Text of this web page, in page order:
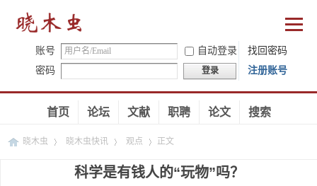
账号 自动登录
找回密码
密码
登录 注册账号
首页 论坛 文献 职聘 论文 搜索
晓木虫 晓木虫快讯 观点 正文
科学是有钱人的“玩物”吗？